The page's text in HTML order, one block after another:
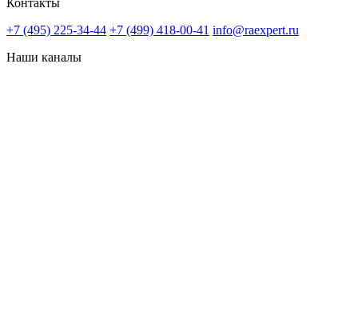
Контакты
+7 (495) 225-34-44 +7 (499) 418-00-41 info@raexpert.ru
Наши каналы